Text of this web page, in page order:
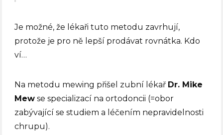
Je možné, že lékaři tuto metodu zavrhují,
protože je pro ně lepší prodávat rovnátka. Kdo
ví…
Na metodu mewing přišel zubní lékař Dr. Mike
Mew se specializací na ortodoncii (=obor
zabývající se studiem a léčením nepravidelnosti
chrupu).